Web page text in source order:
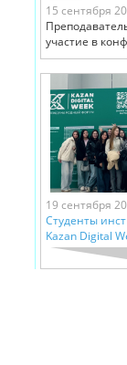
15 сентября
участие в
19 сентября
Студенты
Kazan Digital